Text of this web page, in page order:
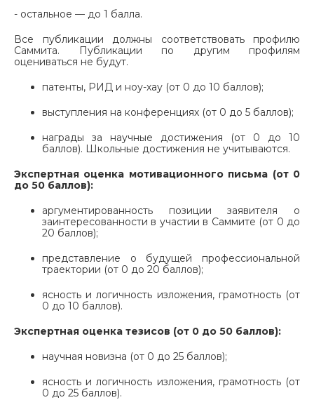
- остальное — до 1 балла.
Все публикации должны соответствовать профилю
Саммита. Публикации по другим профилям
оцениваться не будут.
патенты, РИД и ноу-хау (от 0 до 10 баллов);
выступления на конференциях (от 0 до 5 баллов);
награды за научные достижения (от 0 до 10
баллов). Школьные достижения не учитываются.
Экспертная оценка мотивационного письма (от 0
до 50 баллов):
аргументированность позиции заявителя о
заинтересованности в участии в Саммите (от 0 до
20 баллов);
представление о будущей профессиональной
траектории (от 0 до 20 баллов);
ясность и логичность изложения, грамотность (от
0 до 10 баллов).
Экспертная оценка тезисов (от 0 до 50 баллов):
научная новизна (от 0 до 25 баллов);
ясность и логичность изложения, грамотность (от
0 до 25 баллов).